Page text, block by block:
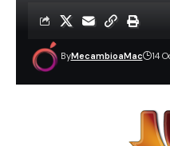
ByMecambioaMac 14